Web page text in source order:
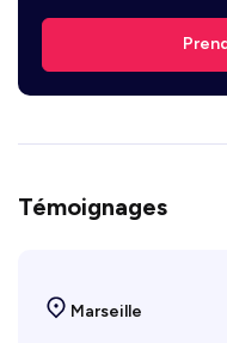
Témoignages
Marseille